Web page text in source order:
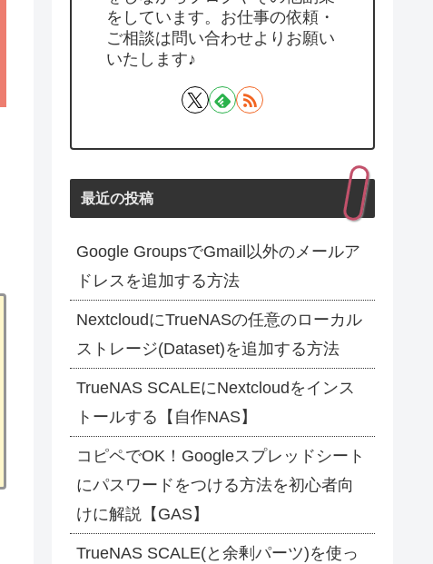
をしています。お仕事の依頼・
ご相談は問い合わせよりお願い
いたします♪
最近の投稿
Google GroupsでGmail以外のメールア
ドレスを追加する方法
NextcloudにTrueNASの任意のローカル
ストレージ(Dataset)を追加する方法
TrueNAS SCALEにNextcloudをインス
トールする【自作NAS】
コピペでOK！Googleスプレッドシート
にパスワードをつける方法を初心者向
けに解説【GAS】
TrueNAS SCALE(と余剰パーツ)を使っ